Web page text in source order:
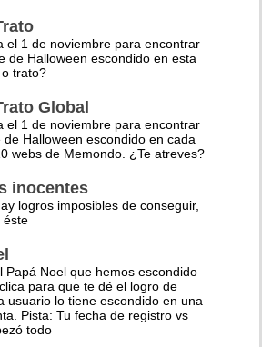
el 1 de noviembre para encontrar
de Halloween escondido en esta
trato?
Global
el 1 de noviembre para encontrar
de Halloween escondido en cada
webs de Memondo. ¿Te atreves?
inocentes
logros imposibles de conseguir,
éste
Papá Noel que hemos escondido
para que te dé el logro de
usuario lo tiene escondido en una
Pista: Tu fecha de registro vs
todo